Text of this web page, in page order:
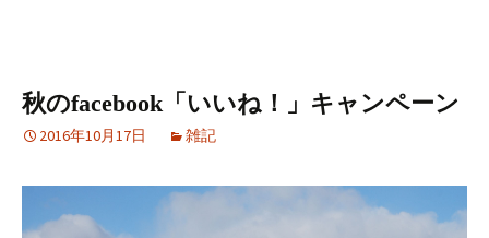
秋のfacebook「いいね！」キャンペーン
2016年10月17日 雑記